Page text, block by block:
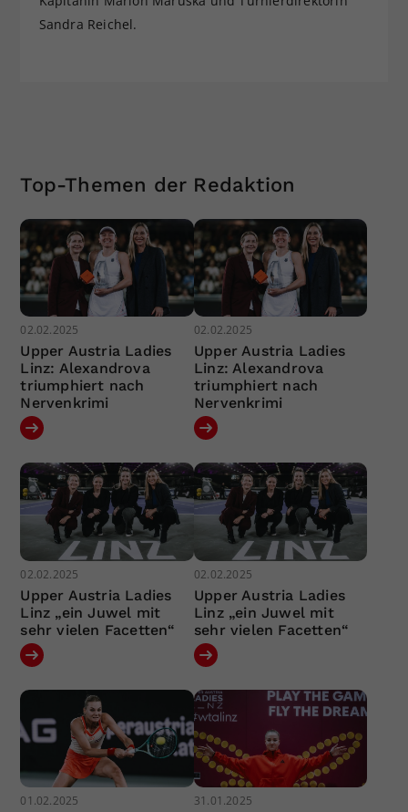
Sandra Reichel.
Top-Themen der Redaktion
02.02.2025
Upper Austria Ladies
Linz: Alexandrova
triumphiert nach
Nervenkrimi
02.02.2025
Upper Austria Ladies
Linz: Alexandrova
triumphiert nach
Nervenkrimi
02.02.2025
Upper Austria Ladies
Linz „ein Juwel mit
sehr vielen Facetten“
02.02.2025
Upper Austria Ladies
Linz „ein Juwel mit
sehr vielen Facetten“
01.02.2025 31.01.2025